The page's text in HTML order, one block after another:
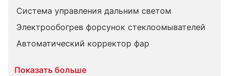
Система управления дальним светом
Электрообогрев форсунок стеклоомывателей
Автоматический корректор фар
Показать больше